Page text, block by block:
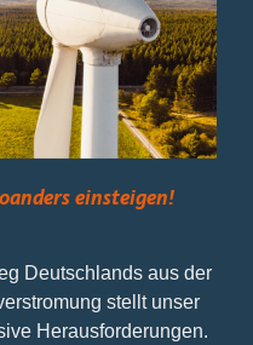
einsteigen!
Deutschlands aus der
stellt unser
Herausforderungen.